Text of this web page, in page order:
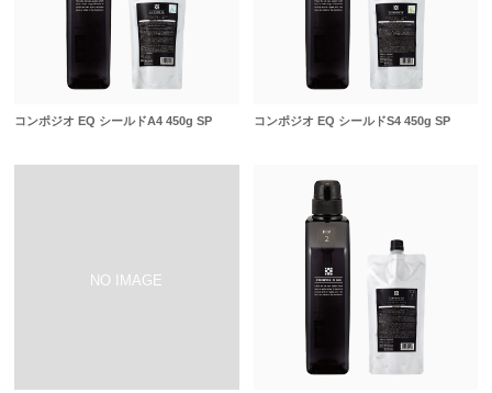
コンポジオ EQ シールドA4 450g SP コンポジオ EQ シールドS4 450g SP